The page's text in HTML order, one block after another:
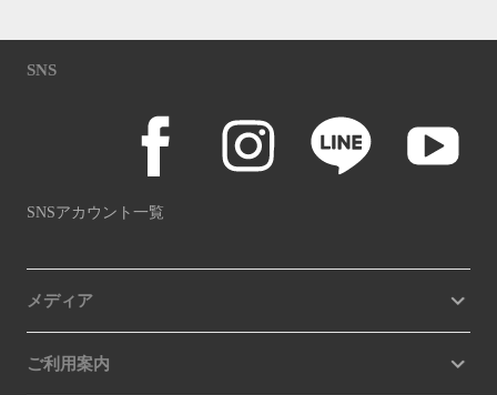
SNS
SNSアカウント一覧
メディア
ご利用案内